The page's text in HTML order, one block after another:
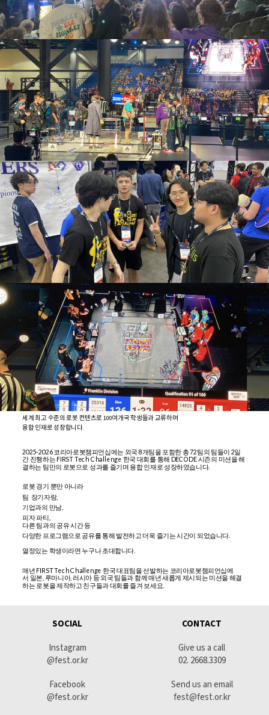
세계 최고 수준의 로봇 컨텐츠로 100여개국 학생들과 교류하며
융합 인재로 성장합니다.
2025-2026 코리아로봇챔피언십에는 외국 8개팀을 포함한 총 72팀의 팀들이 2일
간 진행하는 FIRST Tech Challenge 한국 대회를 통해 DECODE 시즌의 미션을 해
결하는 팀만의 로봇으로 성과를 즐기며 융합 인재로 성장하였습니다.
로봇 경기 뿐만 아니라
팀 장기자랑,
기업과의 만남,
피자 파티,
다른 팀과의 공유 시간 등
다양한 프로그램으로 공유를 통해 발전하고 더욱 즐기는 시간이 되었습니다.
열정있는 학생이라면 누구나 초대합니다.
매년 FIRST Tech Challenge 한국 대표팀을 선발하는 코리아로봇챔피언십에
서 일본, 루마니아, 러시아 등 외국 팀들과 함께 매년 새롭게 제시되는 미션을 해결
하는 로봇을 제작하고 친구들과 대회를 즐겨 보세요.
SOCIAL
Instagram
@fest.or.kr
Facebook
@fest.or.kr
CONTACT
Give us a call
02. 2668.3309
Send us an email
fest@fest.or.kr